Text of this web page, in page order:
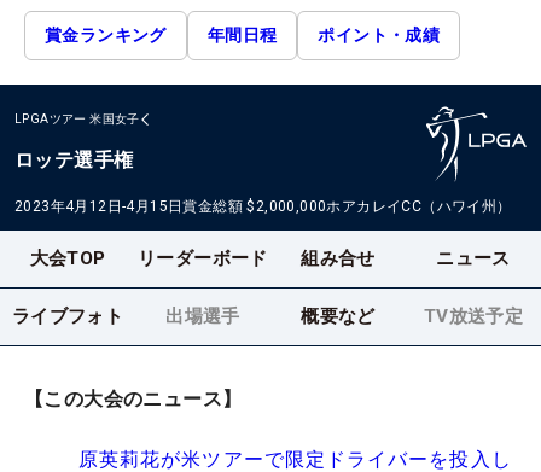
賞金ランキング 年間日程 ポイント・成績
LPGAツアー 米国女子
ロッテ選手権
2023年4月12日-4月15日賞金総額 $2,000,000ホアカレイCC（ハワイ州）
大会TOP リーダーボード 組み合せ ニュース
ライブフォト 出場選手 概要など TV放送予定
【この大会のニュース】
原英莉花が米ツアーで限定ドライバーを投入し